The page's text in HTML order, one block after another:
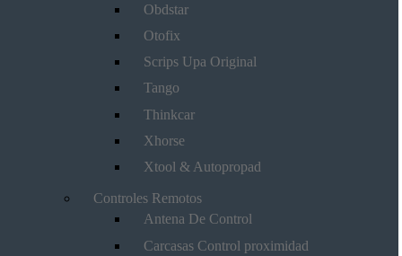
Obdstar
Otofix
Scrips Upa Original
Tango
Thinkcar
Xhorse
Xtool & Autopropad
Controles Remotos
Antena De Control
Carcasas Control proximidad